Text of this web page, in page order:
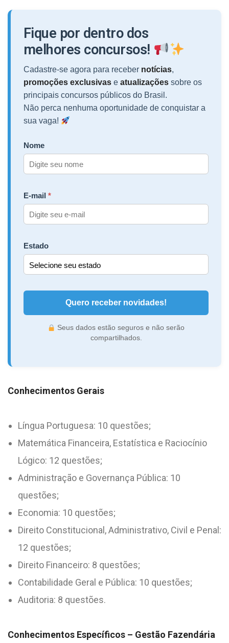
Fique por dentro dos
melhores concursos!
Cadastre-se agora para receber notícias,
promoções exclusivas e atualizações sobre os
principais concursos públicos do Brasil.
Não perca nenhuma oportunidade de conquistar a
sua vaga!
Nome
E-mail
Estado
Quero receber novidades!
Seus dados estão seguros e não serão
compartilhados.
Conhecimentos Gerais
Língua Portuguesa: 10 questões;
Matemática Financeira, Estatística e Raciocínio
Lógico: 12 questões;
Administração e Governança Pública: 10
questões;
Economia: 10 questões;
Direito Constitucional, Administrativo, Civil e Penal:
12 questões;
Direito Financeiro: 8 questões;
Contabilidade Geral e Pública: 10 questões;
Auditoria: 8 questões.
Conhecimentos Específicos – Gestão Fazendária